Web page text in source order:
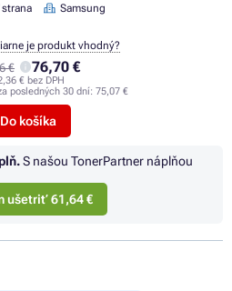
Samsung
€ 76,70 €
€ bez DPH
posledných 30 dní: 75,07 €
Do košíka
je produkt vhodný?
S našou TonerPartner náplňou
ušetriť 61,64 €